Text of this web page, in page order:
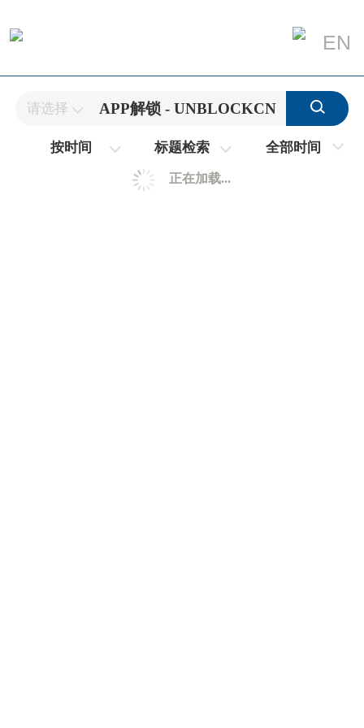
EN
请选择
按时间 标题检索 全部时间
正在加载...